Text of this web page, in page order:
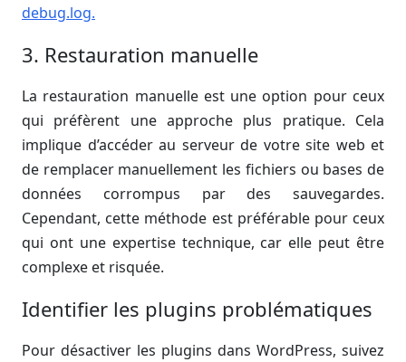
debug.log.
3. Restauration manuelle
La restauration manuelle est une option pour ceux
qui préfèrent une approche plus pratique. Cela
implique d’accéder au serveur de votre site web et
de remplacer manuellement les fichiers ou bases de
données corrompus par des sauvegardes.
Cependant, cette méthode est préférable pour ceux
qui ont une expertise technique, car elle peut être
complexe et risquée.
Identifier les plugins problématiques
Pour désactiver les plugins dans WordPress, suivez